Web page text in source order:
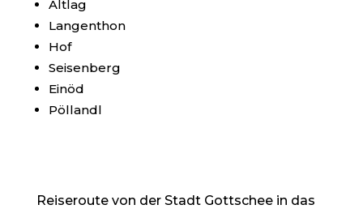
Altlag
Langenthon
Hof
Seisenberg
Einöd
Pöllandl
Reiseroute von der Stadt Gottschee in das